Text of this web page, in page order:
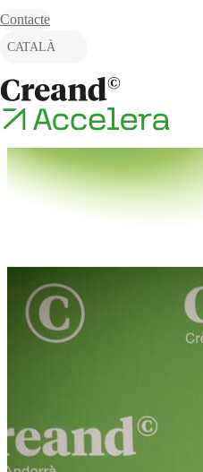
Skip to content
Contacte
CATALÀ